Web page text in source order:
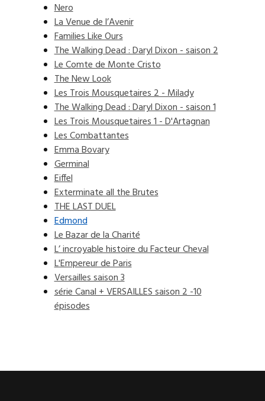
Nero
La Venue de l’Avenir
Families Like Ours
The Walking Dead : Daryl Dixon - saison 2
Le Comte de Monte Cristo
The New Look
Les Trois Mousquetaires 2 - Milady
The Walking Dead : Daryl Dixon - saison 1
Les Trois Mousquetaires 1 - D'Artagnan
Les Combattantes
Emma Bovary
Germinal
Eiffel
Exterminate all the Brutes
THE LAST DUEL
Edmond
Le Bazar de la Charité
L’ incroyable histoire du Facteur Cheval
L'Empereur de Paris
Versailles saison 3
série Canal + VERSAILLES saison 2 -10
épisodes